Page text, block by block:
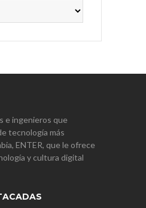
e ingenieros que
tecnología más
ENTER, que le ofrece
y cultura digital